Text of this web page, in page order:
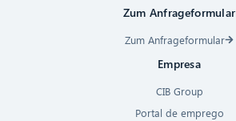
Zum Anfrageformular
Zum Anfrageformular
Empresa
CIB Group
Portal de emprego